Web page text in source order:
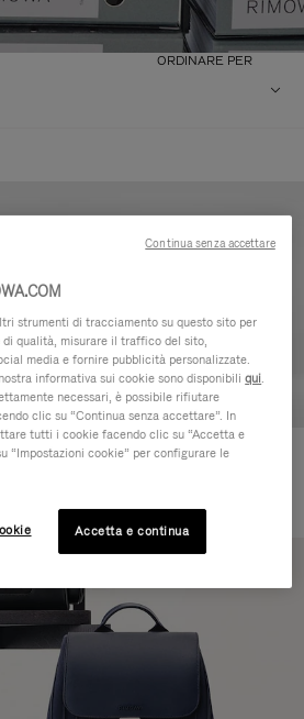
ORDINARE PER
Never Still - Pelle Zaino grande
strumenti di tracciamento su questo sito per
qualità, misurare il traffico del sito,
media e fornire pubblicità personalizzate.
informativa sui cookie sono disponibiliqui.
necessari, è possibile rifiutare
clic su “Continua senza accettare”. In
tutti i cookie facendo clic su “Accetta e
“Impostazioni cookie” per configurare le
Accetta e continua
Continua senza accettare